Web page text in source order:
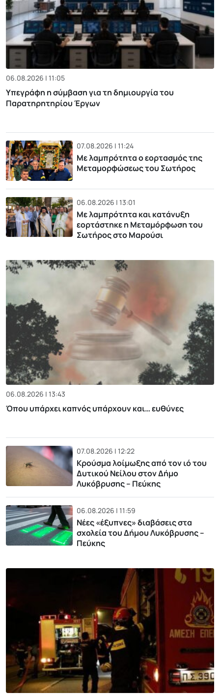
06.08.2026 | 11:05
Υπεγράφη η σύμβαση για τη δημιουργία του
Παρατηρητηρίου Έργων
07.08.2026 | 11:24
Με λαμπρότητα ο εορτασμός της
Μεταμορφώσεως του Σωτήρος
06.08.2026 | 13:01
Με λαμπρότητα και κατάνυξη
εορτάστηκε η Μεταμόρφωση του
Σωτήρος στο Μαρούσι
06.08.2026 | 13:43
Όπου υπάρχει καπνός υπάρχουν και… ευθύνες
07.08.2026 | 12:22
Κρούσμα λοίμωξης από τον ιό του
Δυτικού Νείλου στον Δήμο
Λυκόβρυσης – Πεύκης
06.08.2026 | 11:59
Νέες «έξυπνες» διαβάσεις στα
σχολεία του Δήμου Λυκόβρυσης –
Πεύκης